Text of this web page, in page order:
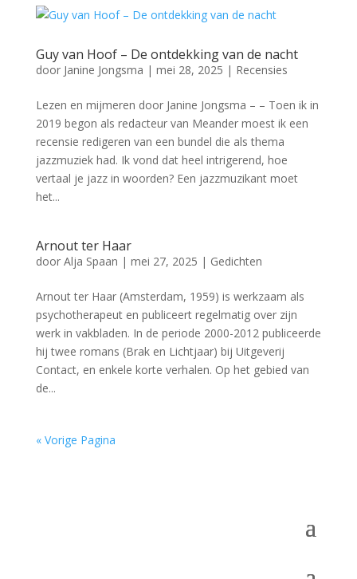
Guy van Hoof – De ontdekking van de nacht
door Janine Jongsma | mei 28, 2025 | Recensies
Lezen en mijmeren door Janine Jongsma – – Toen ik in
2019 begon als redacteur van Meander moest ik een
recensie redigeren van een bundel die als thema
jazzmuziek had. Ik vond dat heel intrigerend, hoe
vertaal je jazz in woorden? Een jazzmuzikant moet
het...
Arnout ter Haar
door Alja Spaan | mei 27, 2025 | Gedichten
Arnout ter Haar (Amsterdam, 1959) is werkzaam als
psychotherapeut en publiceert regelmatig over zijn
werk in vakbladen. In de periode 2000-2012 publiceerde
hij twee romans (Brak en Lichtjaar) bij Uitgeverij
Contact, en enkele korte verhalen. Op het gebied van
de...
« Vorige Pagina